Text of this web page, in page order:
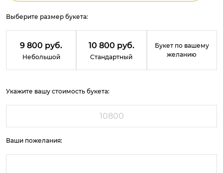
Выберите размер букета:
9 800 руб.
Небольшой
10 800 руб.
Стандартный
Букет по вашему
желанию
Укажите вашу стоимость букета:
Ваши пожелания: